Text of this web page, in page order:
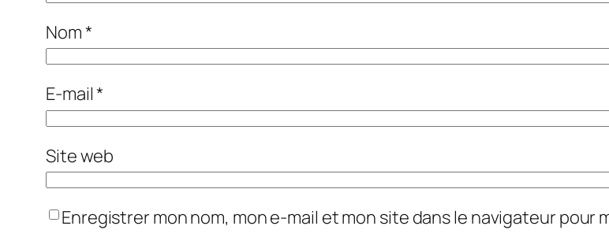
Nom*
E-mail*
Site web
Enregistrer mon nom, mon e-mail et mon site dans le navigateur pour